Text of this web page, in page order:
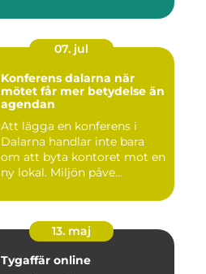
07. jul
Konferens dalarna när
mötet får mer betydelse än
agendan
Att lägga en konferens i
Dalarna handlar inte bara
om att byta kontoret mot en
ny lokal. Miljön påve...
13. maj
Tygaffär online